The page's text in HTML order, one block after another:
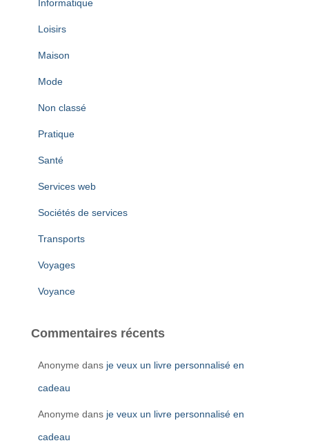
Informatique
Loisirs
Maison
Mode
Non classé
Pratique
Santé
Services web
Sociétés de services
Transports
Voyages
Voyance
Commentaires récents
Anonyme dans je veux un livre personnalisé en
cadeau
Anonyme dans je veux un livre personnalisé en
cadeau